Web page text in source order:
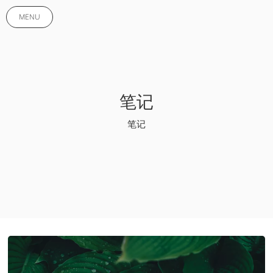
MENU
笔记
笔记